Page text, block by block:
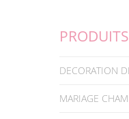
PRODUITS
DECORATION
MARIAGE